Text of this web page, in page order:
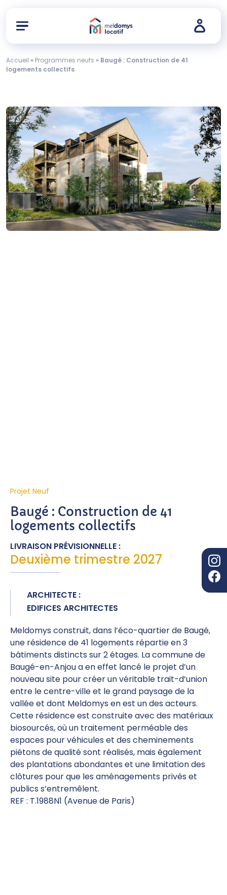
Accueil » Programmes neufs » Baugé : Construction de 41
logements collectifs
Projet Neuf
Baugé : Construction de 41
logements collectifs
LIVRAISON PRÉVISIONNELLE :
Deuxième trimestre 2027
ARCHITECTE :
EDIFICES ARCHITECTES
Meldomys construit, dans l’éco-quartier de Baugé,
une résidence de 41 logements répartie en 3
bâtiments distincts sur 2 étages. La commune de
Baugé-en-Anjou a en effet lancé le projet d’un
nouveau site pour créer un véritable trait-d’union
entre le centre-ville et le grand paysage de la
vallée et dont Meldomys en est un des acteurs.
Cette résidence est construite avec des matériaux
biosourcés, où un traitement perméable des
espaces pour véhicules et des cheminements
piétons de qualité sont réalisés, mais également
des plantations abondantes et une limitation des
clôtures pour que les aménagements privés et
publics s’entremêlent.
REF : T.1988N1 (Avenue de Paris)